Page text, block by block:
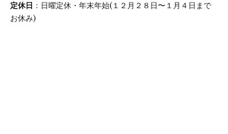
定休日 ：日曜定休・年末年始(１２月２８日〜１月４日まで
お休み)